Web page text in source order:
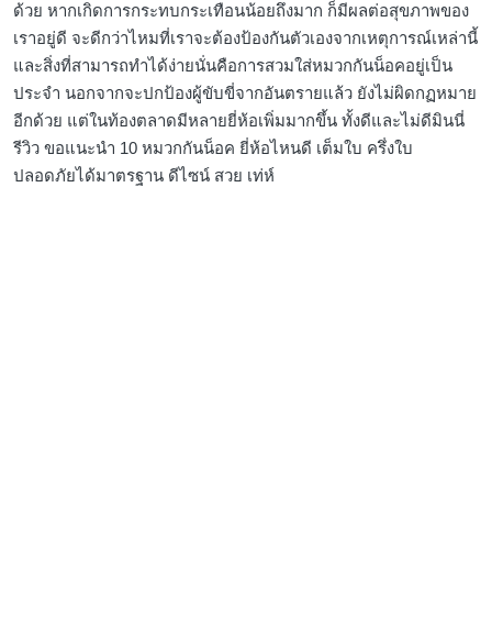
ด้วย หากเกิดการกระทบกระเทือนน้อยถึงมาก ก็มีผลต่อสุขภาพของ
เราอยู่ดี จะดีกว่าไหมที่เราจะต้องป้องกันตัวเองจากเหตุการณ์เหล่านี้
และสิ่งที่สามารถทำได้ง่ายนั่นคือการสวมใส่หมวกกันน็อคอยู่เป็น
ประจำ นอกจากจะปกป้องผู้ขับขี่จากอันตรายแล้ว ยังไม่ผิดกฏหมาย
อีกด้วย แต่ในท้องตลาดมีหลายยี่ห้อเพิ่มมากขึ้น ทั้งดีและไม่ดีมินนี่
รีวิว ขอแนะนำ 10 หมวกกันน็อค ยี่ห้อไหนดี เต็มใบ ครึ่งใบ
ปลอดภัยได้มาตรฐาน ดีไซน์ สวย เท่ห์